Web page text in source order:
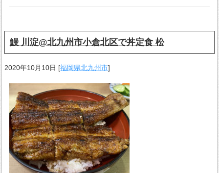
鰻 川淀@北九州市小倉北区で丼定食 松
2020年10月10日 [福岡県北九州市]